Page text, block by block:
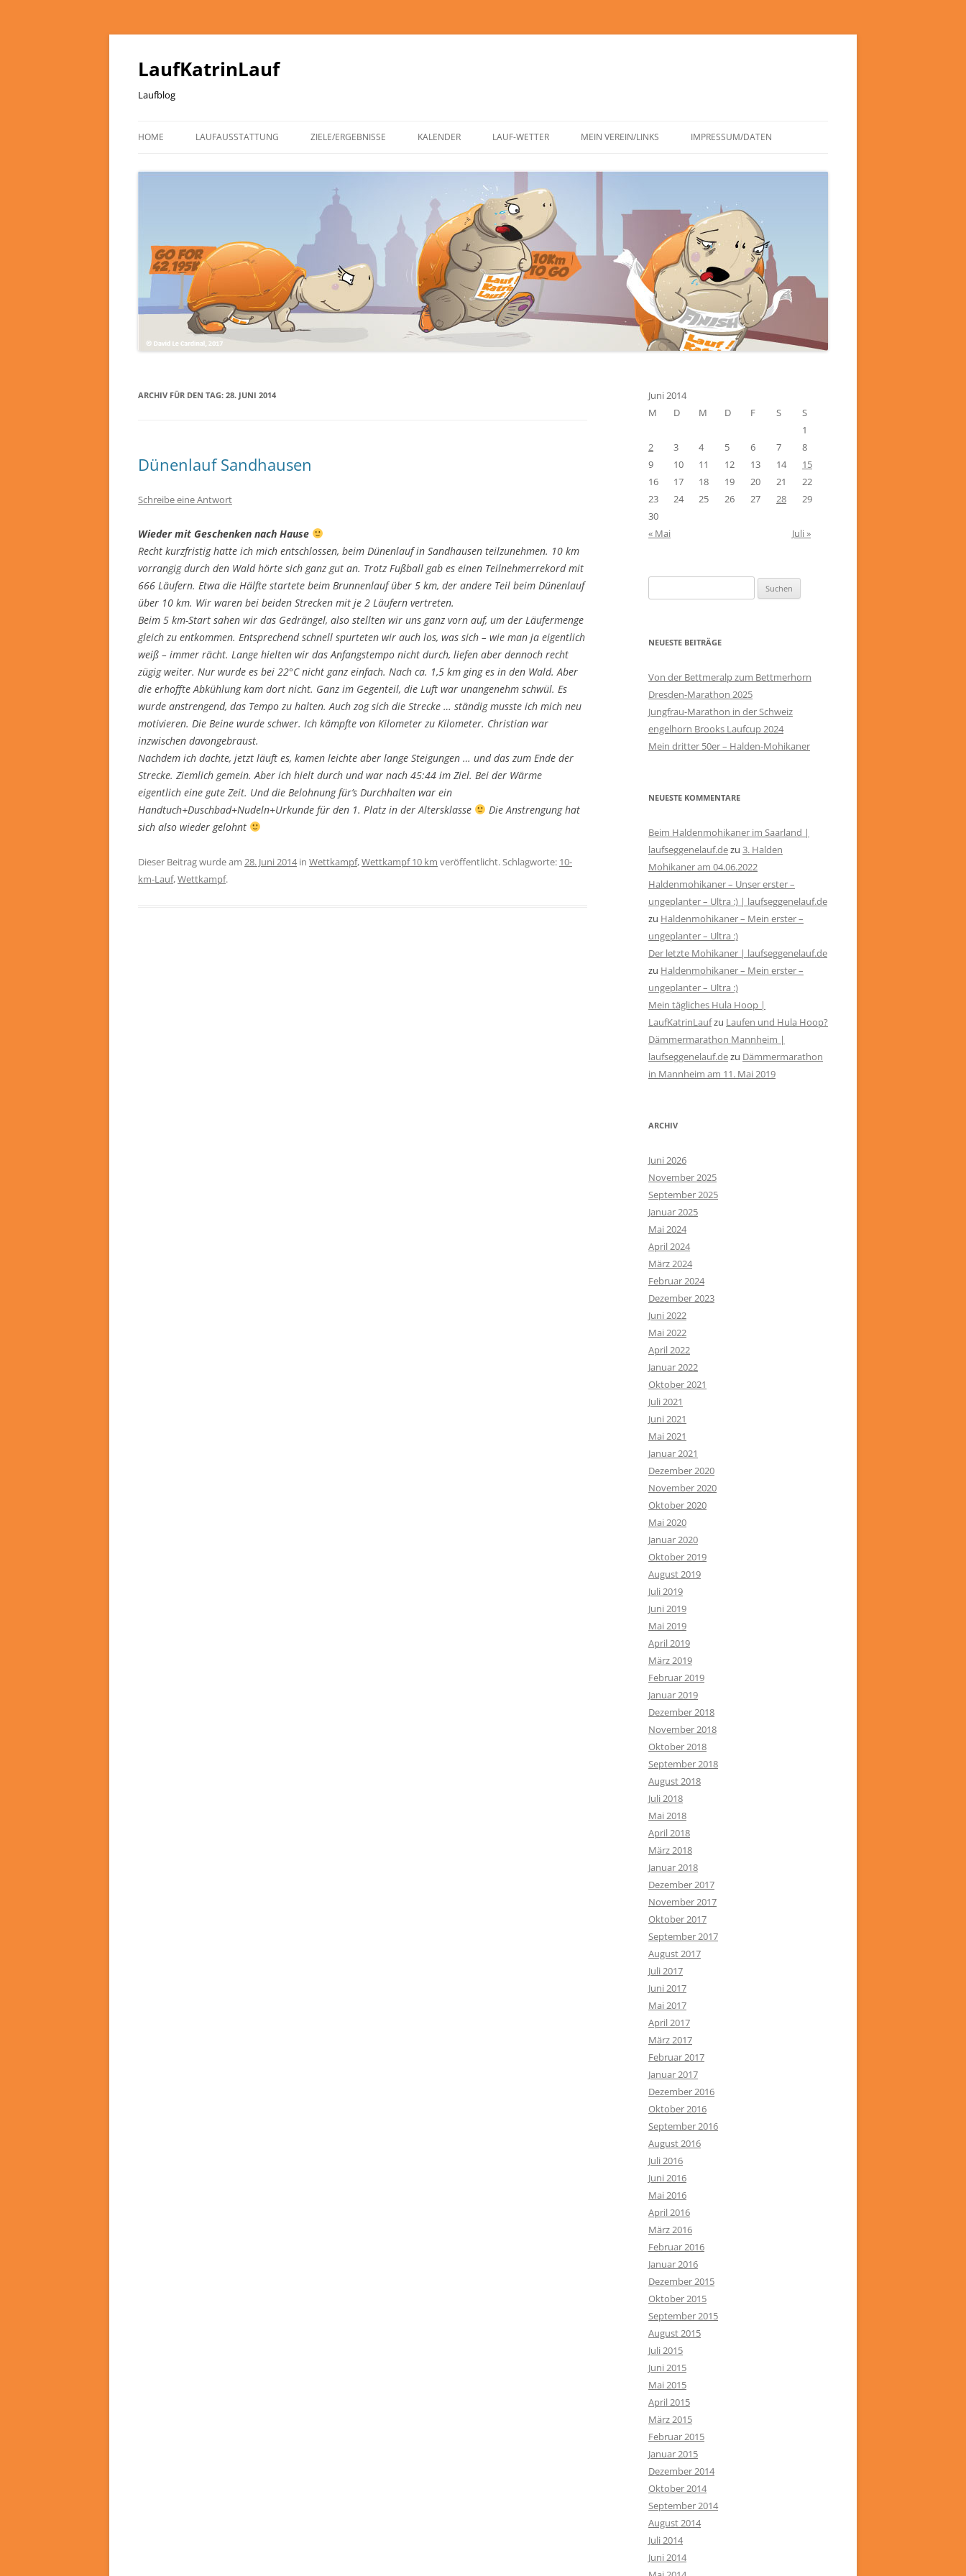
LaufKatrinLauf
Laufblog
Inhalt
HOME LAUFAUSSTATTUNG ZIELE/ERGEBNISSE KALENDER LAUF-WETTER MEIN VEREIN/LINKS IMPRESSUM/DATEN
ARCHIV FÜR DEN TAG: 28. JUNI 2014
Dünenlauf Sandhausen
Schreibe eine Antwort
Wieder mit Geschenken nach Hause
Recht kurzfristig hatte ich mich entschlossen, beim Dünenlauf in Sandhausen teilzunehmen. 10 km
vorrangig durch den Wald hörte sich ganz gut an. Trotz Fußball gab es einen Teilnehmerrekord mit
666 Läufern. Etwa die Hälfte startete beim Brunnenlauf über 5 km, der andere Teil beim Dünenlauf
über 10 km. Wir waren bei beiden Strecken mit je 2 Läufern vertreten.
Beim 5 km-Start sahen wir das Gedrängel, also stellten wir uns ganz vorn auf, um der Läufermenge
gleich zu entkommen. Entsprechend schnell spurteten wir auch los, was sich – wie man ja eigentlich
weiß – immer rächt. Lange hielten wir das Anfangstempo nicht durch, liefen aber dennoch recht
zügig weiter. Nur wurde es bei 22°C nicht ganz einfach. Nach ca. 1,5 km ging es in den Wald. Aber
die erhoffte Abkühlung kam dort nicht. Ganz im Gegenteil, die Luft war unangenehm schwül. Es
wurde anstrengend, das Tempo zu halten. Auch zog sich die Strecke … ständig musste ich mich neu
motivieren. Die Beine wurde schwer. Ich kämpfte von Kilometer zu Kilometer. Christian war
inzwischen davongebraust.
Nachdem ich dachte, jetzt läuft es, kamen leichte aber lange Steigungen … und das zum Ende der
Strecke. Ziemlich gemein. Aber ich hielt durch und war nach 45:44 im Ziel. Bei der Wärme
eigentlich eine gute Zeit. Und die Belohnung für’s Durchhalten war ein
Handtuch+Duschbad+Nudeln+Urkunde für den 1. Platz in der Altersklasse
Die Anstrengung hat
sich also wieder gelohnt
Dieser Beitrag wurde am 28. Juni 2014in Wettkampf,Wettkampf 10 km veröffentlicht. Schlagworte: 10-
km-Lauf,Wettkampf.
Juni 2014
M
D M D F S
S
1
2
3 4 5 6 7
8
9
10 11 12 13 14
15
16
17 18 19 20 21
22
23
24 25 26 27 28
29
30
« Mai
Juli »
nach:
NEUESTE BEITRÄGE
Von der Bettmeralp zum Bettmerhorn
Dresden-Marathon 2025
Jungfrau-Marathon in der Schweiz
engelhorn Brooks Laufcup 2024
Mein dritter 50er – Halden-Mohikaner
NEUESTE KOMMENTARE
Beim Haldenmohikaner im Saarland |
laufseggenelauf.dezu 3. Halden
Mohikaner am 04.06.2022
Haldenmohikaner – Unser erster –
ungeplanter – Ultra :) | laufseggenelauf.de
zu Haldenmohikaner – Mein erster –
ungeplanter – Ultra :)
Der letzte Mohikaner | laufseggenelauf.de
zu Haldenmohikaner – Mein erster –
ungeplanter – Ultra :)
Mein tägliches Hula Hoop |
LaufKatrinLaufzu Laufen und Hula Hoop?
Dämmermarathon Mannheim |
laufseggenelauf.dezu Dämmermarathon
in Mannheim am 11. Mai 2019
ARCHIV
Juni 2026
November 2025
September 2025
Januar 2025
Mai 2024
April 2024
März 2024
Februar 2024
Dezember 2023
Juni 2022
Mai 2022
April 2022
Januar 2022
Oktober 2021
Juli 2021
Juni 2021
Mai 2021
Januar 2021
Dezember 2020
November 2020
Oktober 2020
Mai 2020
Januar 2020
Oktober 2019
August 2019
Juli 2019
Juni 2019
Mai 2019
April 2019
März 2019
Februar 2019
Januar 2019
Dezember 2018
November 2018
Oktober 2018
September 2018
August 2018
Juli 2018
Mai 2018
April 2018
März 2018
Januar 2018
Dezember 2017
November 2017
Oktober 2017
September 2017
August 2017
Juli 2017
Juni 2017
Mai 2017
April 2017
März 2017
Februar 2017
Januar 2017
Dezember 2016
Oktober 2016
September 2016
August 2016
Juli 2016
Juni 2016
Mai 2016
April 2016
März 2016
Februar 2016
Januar 2016
Dezember 2015
Oktober 2015
September 2015
August 2015
Juli 2015
Juni 2015
Mai 2015
April 2015
März 2015
Februar 2015
Januar 2015
Dezember 2014
Oktober 2014
September 2014
August 2014
Juli 2014
Juni 2014